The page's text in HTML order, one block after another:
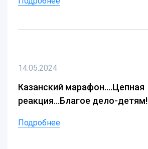
14.05.2024
Казанский марафон....Цепная
реакция...Благое дело-детям!
Подробнее